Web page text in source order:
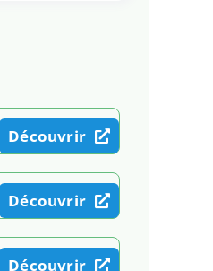
Découvrir
Découvrir
Découvrir